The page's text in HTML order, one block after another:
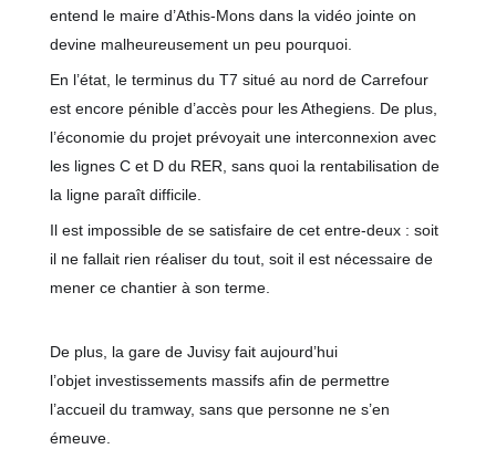
entend le maire d’Athis-Mons dans la vidéo jointe on
devine malheureusement un peu pourquoi.
En l’état, le terminus du T7 situé au nord de Carrefour
est encore pénible d’accès pour les Athegiens. De plus,
l’économie du projet prévoyait une interconnexion avec
les lignes C et D du RER, sans quoi la rentabilisation de
la ligne paraît difficile.
Il est impossible de se satisfaire de cet entre-deux : soit
il ne fallait rien réaliser du tout, soit il est nécessaire de
mener ce chantier à son terme.
De plus, la gare de Juvisy fait aujourd’hui
l’objet investissements massifs afin de permettre
l’accueil du tramway, sans que personne ne s’en
émeuve.